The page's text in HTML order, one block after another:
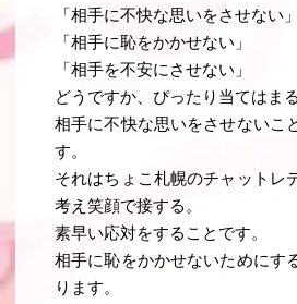
「相手に不快な思いをさせない」
「相手に恥をかかせない」
「相手を不安にさせない」
どうですか、ぴったり当てはま
相手に不快な思いをさせないこ
す。
それはちょこ札幌のチャットレ
考え笑顔で接する。
素早い応対をすることです。
相手に恥をかかせないためにす
ります。